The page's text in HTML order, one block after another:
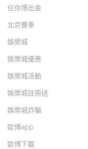
任你博出金
北京賽車
娛樂城
娛樂城優惠
娛樂城活動
娛樂城註冊送
娛樂城詐騙
歐博app
歐博下載